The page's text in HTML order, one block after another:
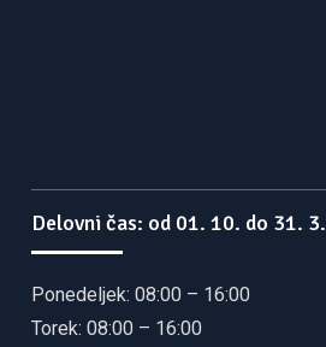
Delovni čas: od 01. 10. do 31. 3.
Ponedeljek: 08:00 – 16:00
Torek: 08:00 – 16:00